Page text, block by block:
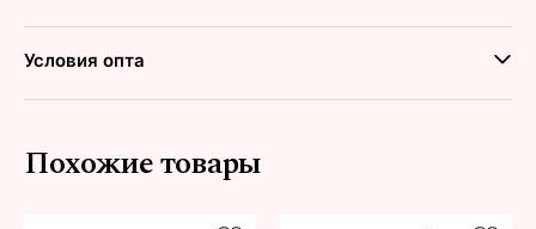
Условия опта
Похожие товары